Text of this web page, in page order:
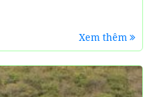
Xem thêm